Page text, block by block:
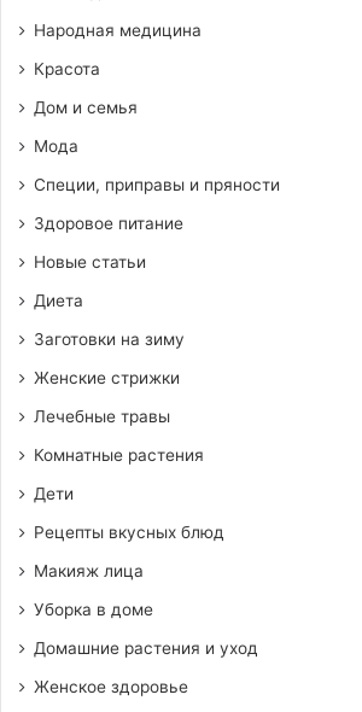
HTML-код для вставки на сайт и блог:
BB-код для вставки на форум:
Ссылка на изображение:
Открытка на 7 августа добрый вечер!
HTML-код для вставки на сайт и блог:
Ссылка на изображение:
Розовые полевые цветы.
Народная медицина
Красота
Дом и семья
Мода
Специи, приправы и пряности
Здоровое питание
Новые статьи
Диета
Заготовки на зиму
Женские стрижки
Лечебные травы
Комнатные растения
Дети
Рецепты вкусных блюд
Макияж лица
Уборка в доме
Домашние растения и уход
Женское здоровье